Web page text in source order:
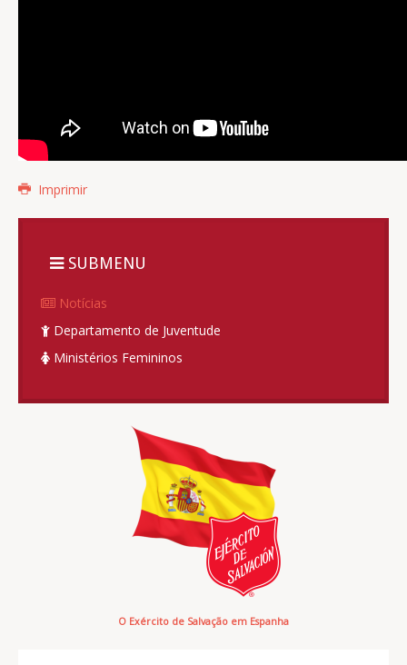
Imprimir
SUBMENU
Notícias
Departamento de Juventude
Ministérios Femininos
O Exército de Salvação em Espanha